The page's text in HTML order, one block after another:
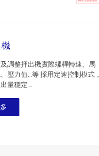
調整押出機實際螺桿轉速、馬
壓力值…等 採用定速控制模式，
量穩定 ...